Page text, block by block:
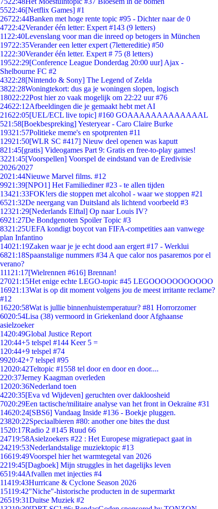
5522:46[Netflix Games] #1
26722:44Banken met hoge rente topic #95 - Dichter naar de 0
4722:42Verander één letter: Expert #143 (9 letters)
11 22:40Levenslang voor man die inreed op betogers in München
19722:35Verander een letter expert (7lettereditie) #50
1222:30Verander één letter. Expert # 75 (8 letters)
19522:29[Conference League Donderdag 20:00 uur] Ajax -
Shelbourne FC #2
4322:28[Nintendo & Sony] The Legend of Zelda
3822:28Woningtekort: dus ga je woningen slopen, logisch
18022:22Post hier zo vaak mogelijk om 22:22 uur #76
24622:12Afbeeldingen die je gemaakt hebt met AI
21622:05[UEL/ECL live topic] #160 GOAAAAAAAAAAAAAL
521:58[Boekbespreking] Yesteryear - Caro Claire Burke
19321:57Politieke meme's en spotprenten #11
12921:50[WLR SC #417] Nieuw deel openen was kaputt
821:45[gratis] Videogames Part 9: Gratis en free-to-play games!
3221:45[Voorspellen] Voorspel de eindstand van de Eredivisie
2026/2027
2021:44Nieuwe Marvel films. #12
9921:39[NPO1] Het Familiediner #23 - te allen tijden
13421:33FOK!ers die stoppen met alcohol - waar we stoppen #21
6521:32De neergang van Duitsland als lichtend voorbeeld #3
12321:29[Nederlands Elftal] Op naar Louis IV?
6921:27De Bondgenoten Spoiler Topic #3
8321:25UEFA kondigt boycot van FIFA-competities aan vanwege
plan Infantino
14021:19Zaken waar je je echt dood aan ergert #17 - Werklui
6821:18Spaanstalige nummers #34 A que calor nos pasaremos por el
verano?
111 21:17[Wielrennen #616] Brennan!
27021:15Het enige echte LEGO-topic #45 LEGOOOOOOOOOOO
16921:13Wat is op dit moment volgens jou de meest irritante reclame?
#12
16220:58Wat is jullie binnenhuistemperatuur? #81 Horrorzomer
6020:54Lisa (38) vermoord in Griekenland door Afghaanse
asielzoeker
1420:49Global Justice Report
1 20:44+5 telspel #144 Keer 5 =
1 20:44+9 telspel #74
9920:42+7 telspel #95
12020:42Teltopic #1558 tel door en door en door....
220:37Jerney Kaagman overleden
12020:36Nederland toen
4220:35[Eva vd Wijdeven] geruchten over dakloosheid
7020:29Een tactische/militaire analyse van het front in Oekraïne #31
14620:24[SBS6] Vandaag Inside #136 - Boekje pluggen.
23820:22Speciaalbieren #80: another one bites the dust
1520:17Radio 2 #145 Ruud 66
24719:58Asielzoekers #22 : Het Europese migratiepact gaat in
24219:53Nederlandstalige muziektopic #13
16619:49Voorspel hier het warmtegetal van 2026
2219:45[Dagboek] Mijn struggles in het dagelijks leven
6519:44Afvallen met injecties #4
11419:43Hurricane & Cyclone Season 2026
15119:42"Niche"-historische producten in de supermarkt
26519:31Duitse Muziek #2